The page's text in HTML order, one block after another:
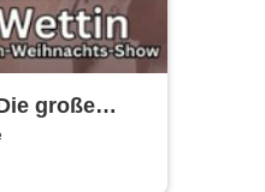
große
Show